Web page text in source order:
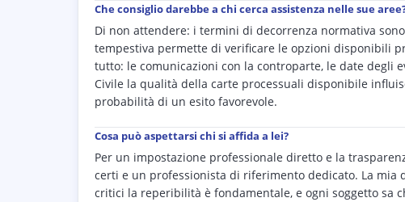
Che consiglio darebbe a chi cerca assistenza nelle sue
Di non attendere: i termini di decorrenza normativa
tempestiva permette di verificare le opzioni disponibili
tutto: le comunicazioni con la controparte, le date degli
Civile la qualità della carte processuali disponibile
probabilità di un esito favorevole.
Cosa può aspettarsi chi si affida a lei?
Per un impostazione professionale diretto e la
certi e un professionista di riferimento dedicato. La
critici la reperibilità è fondamentale, e ogni soggetto sa